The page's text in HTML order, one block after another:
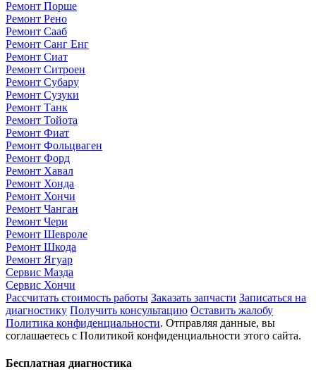
Ремонт Порше
Ремонт Рено
Ремонт Сааб
Ремонт Санг Енг
Ремонт Сиат
Ремонт Ситроен
Ремонт Субару
Ремонт Сузуки
Ремонт Танк
Ремонт Тойота
Ремонт Фиат
Ремонт Фольцваген
Ремонт Форд
Ремонт Хавал
Ремонт Хонда
Ремонт Хончи
Ремонт Чанган
Ремонт Чери
Ремонт Шевроле
Ремонт Шкода
Ремонт Ягуар
Сервис Мазда
Сервис Хончи
Рассчитать стоимость работы Заказать запчасти Записаться на
диагностику Получить консультацию Оставить жалобу
Политика конфиденциальности. Отправляя данные, вы
соглашаетесь с Политикой конфиденциальности этого сайта.
Бесплатная диагностика